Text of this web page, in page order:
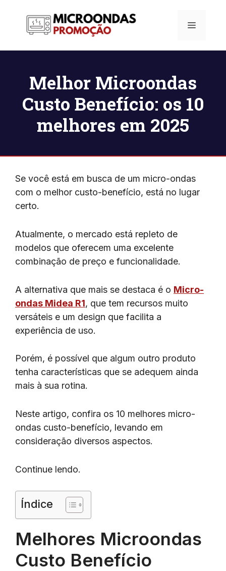
Menu
Melhor Microondas
Custo Benefício: os 10
melhores em 2025
Se você está em busca de um micro-ondas
com o melhor custo-benefício, está no lugar
certo.
Atualmente, o mercado está repleto de
modelos que oferecem uma excelente
combinação de preço e funcionalidade.
A alternativa que mais se destaca é o Micro-
ondas Midea R1, que tem recursos muito
versáteis e um design que facilita a
experiência de uso.
Porém, é possível que algum outro produto
tenha características que se adequem ainda
mais à sua rotina.
Neste artigo, confira os 10 melhores micro-
ondas custo-benefício, levando em
consideração diversos aspectos.
Continue lendo.
Índice
Melhores Microondas
Custo Benefício